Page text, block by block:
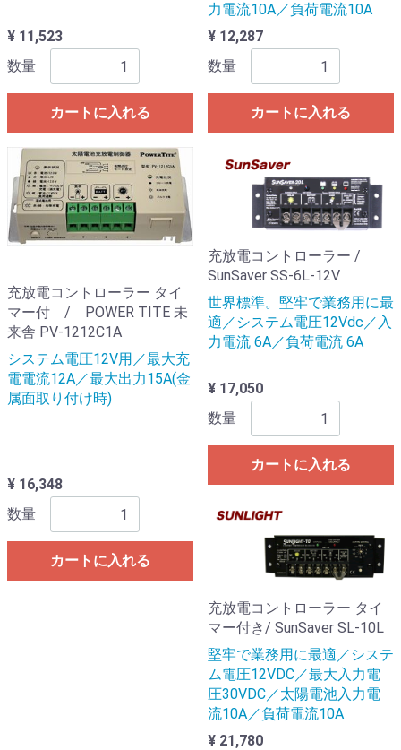
¥ 11,523
数量
カートに入れる
力電流10A／負荷電流10A
¥ 12,287
数量
カートに入れる
充放電コントローラー タイ
マー付 / POWER TITE 未
来舎 PV-1212C1A
システム電圧12V用／最大充
電電流12A／最大出力15A(金
属面取り付け時)
¥ 16,348
数量
カートに入れる
充放電コントローラー /
SunSaver SS-6L-12V
世界標準。堅牢で業務用に最
適／システム電圧12Vdc／入
力電流 6A／負荷電流 6A
¥ 17,050
数量
カートに入れる
充放電コントローラー タイ
マー付き/ SunSaver SL-10L
堅牢で業務用に最適／システ
ム電圧12VDC／最大入力電
圧30VDC／太陽電池入力電
流10A／負荷電流10A
¥ 21,780